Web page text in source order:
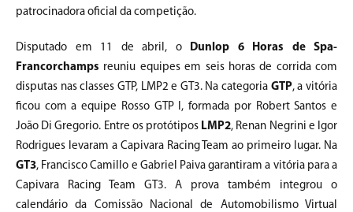
patrocinadora oficial da competição.
Disputado em 11 de abril, o
Dunlop 6 Horas de Spa-
Francorchamps reuniu equipes em seis horas de corrida com
disputas nas classes GTP, LMP2 e GT3. Na categoria GTP, a vitória
ficou com a equipe Rosso GTP I, formada por Robert Santos e
João Di Gregorio. Entre os protótipos LMP2, Renan Negrini e Igor
Rodrigues levaram a Capivara Racing Team ao primeiro lugar. Na
GT3, Francisco Camillo e Gabriel Paiva garantiram a vitória para a
Capivara Racing Team GT3. A prova também integrou o
calendário da Comissão Nacional de Automobilismo Virtual